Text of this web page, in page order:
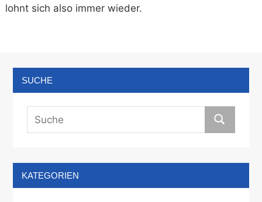
lohnt sich also immer wieder.
SUCHE
KATEGORIEN